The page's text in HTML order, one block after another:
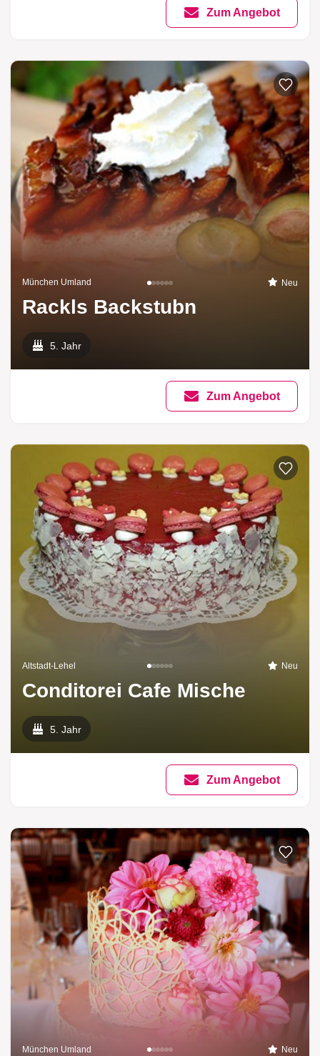
Zum Angebot
München Umland Neu
Rackls Backstubn
5. Jahr
Zum Angebot
Altstadt-Lehel Neu
Conditorei Cafe Mische
5. Jahr
Zum Angebot
München Umland Neu